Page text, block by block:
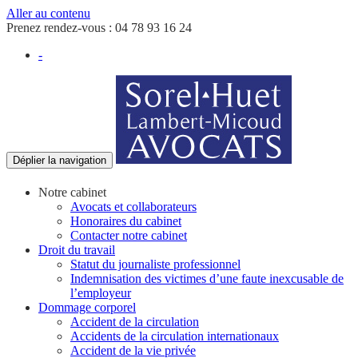
Aller au contenu
Prenez rendez-vous : 04 78 93 16 24
-
Déplier la navigation
Notre cabinet
Avocats et collaborateurs
Honoraires du cabinet
Contacter notre cabinet
Droit du travail
Statut du journaliste professionnel
Indemnisation des victimes d’une faute inexcusable de
l’employeur
Dommage corporel
Accident de la circulation
Accidents de la circulation internationaux
Accident de la vie privée